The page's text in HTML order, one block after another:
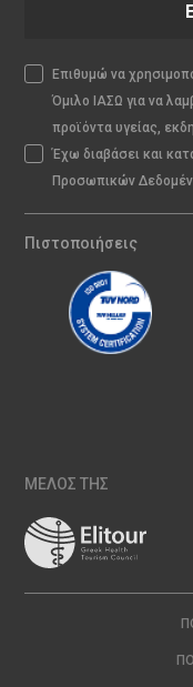
Επιθυμώ να
Όμιλο ΙΑΣΩ για να
προϊόντα υγείας,
Έχω διαβάσει και
Προσωπικών
Πιστοποιήσεις
ΜΕΛΟΣ ΤΗΣ